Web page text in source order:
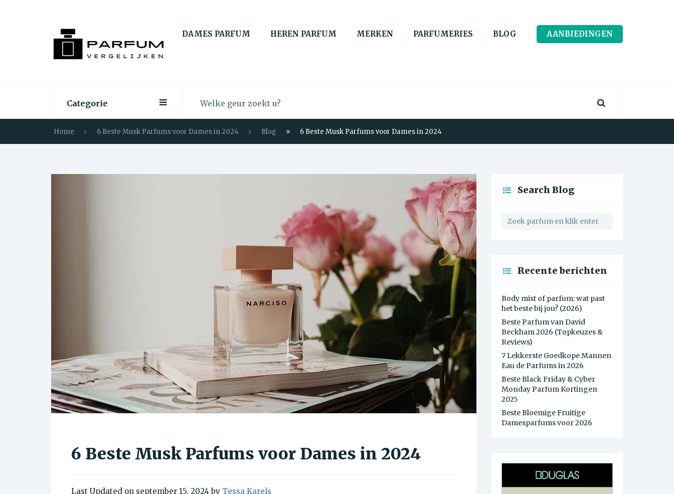
DAMES PARFUM HEREN PARFUM MERKEN PARFUMERIES BLOG AANBIEDINGEN
Categorie
Home 6 Beste Musk Parfums voor Dames in 2024 Blog 6 Beste Musk Parfums voor Dames in 2024
6 Beste Musk Parfums voor Dames in 2024
Last Updated on september 15, 2024 by Tessa Karels
Search Blog
Recente berichten
Body mist of parfum: wat past
het beste bij jou? (2026)
Beste Parfum van David
Beckham 2026 (Topkeuzes &
Reviews)
7 Lekkerste Goedkope Mannen
Eau de Parfums in 2026
Beste Black Friday & Cyber
Monday Parfum Kortingen
2025
Beste Bloemige Fruitige
Damesparfums voor 2026